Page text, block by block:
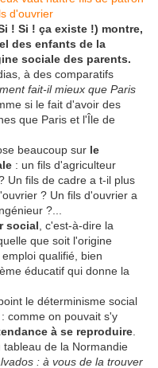
! Si ! ça existe !) montre,
des enfants de la
sociale des parents.
à des comparatifs
fait-il mieux que Paris
si le fait d'avoir des
que Paris et l'Île de
beaucoup sur le
: un fils d'agriculteur
Un fils de cadre a t-il plus
? Un fils d'ouvrier a
?...
social , c'est-à-dire la
que soit l'origine
qualifié, bien
éducatif qui donne la
le déterminisme social
comme on pouvait s'y
à se reproduire
de la Normandie
: à vous de la trouver